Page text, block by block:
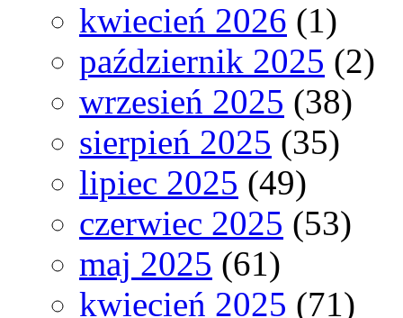
kwiecień 2026 (1)
październik 2025 (2)
wrzesień 2025 (38)
sierpień 2025 (35)
lipiec 2025 (49)
czerwiec 2025 (53)
maj 2025 (61)
kwiecień 2025 (71)